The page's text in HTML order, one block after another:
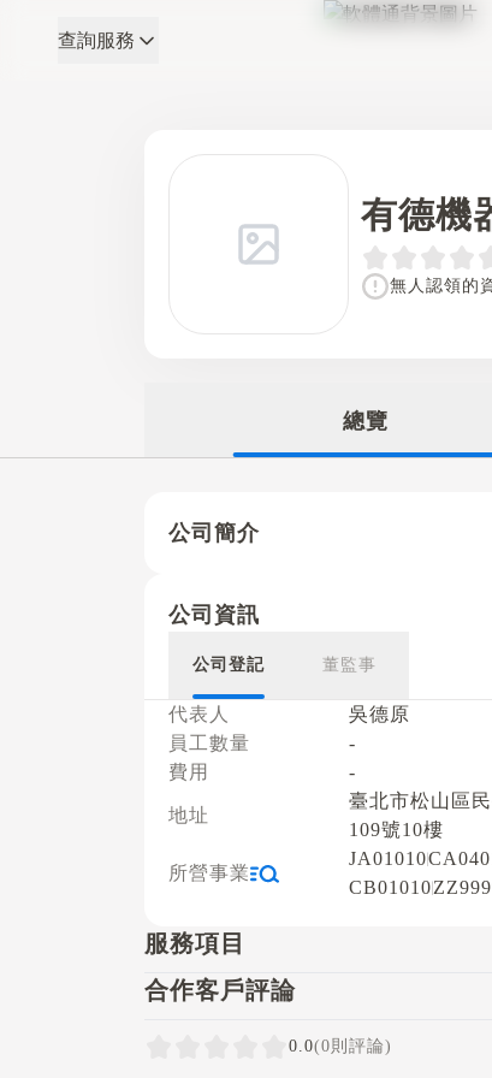
軟體通
查詢服務
有德機
無人認領的
總覽
公司簡介
公司資訊
公司登記 董監事
代表人
吳德原
員工數量
-
費用
-
地址
臺北市松山區
109號10樓
所營事業
JA01010
CB01010
服務項目
合作客戶評論
0.0(0則評論)